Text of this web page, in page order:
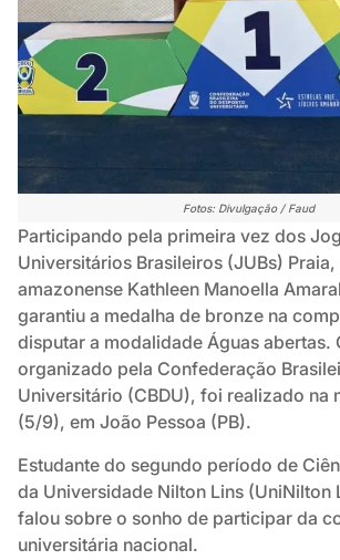
Fotos: Divulgação / Faud
Participando pela primeira vez dos
Universitários Brasileiros (JUBs) Praia,
amazonense Kathleen Manoella
garantiu a medalha de bronze na
disputar a modalidade Águas abertas.
organizado pela Confederação
Universitário (CBDU), foi realizado na
(5/9), em João Pessoa (PB).
Estudante do segundo período de
da Universidade Nilton Lins (UniNilton
falou sobre o sonho de participar da
universitária nacional.